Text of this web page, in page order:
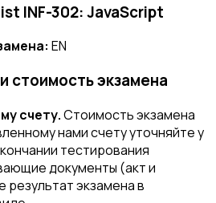
INF-302: JavaScript
EN
стоимость экзамена
счету.Стоимость экзамена
нами счету уточняйте у
тестирования
документы (акт и
результат экзамена в